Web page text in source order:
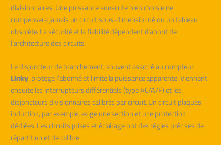
divisionnaires. Une puissance souscrite bien choisie ne
compensera jamais un circuit sous-dimensionné ou un tableau
obsolète. La sécurité et la fiabilité dépendent d’abord de
l’architecture des circuits.
Le disjoncteur de branchement, souvent associé au compteur
Linky, protège l’abonné et limite la puissance apparente. Viennent
ensuite les interrupteurs différentiels (type AC/A/F) et les
disjoncteurs divisionnaires calibrés par circuit. Un circuit plaques
induction, par exemple, exige une section et une protection
dédiées. Les circuits prises et éclairage ont des règles précises de
répartition et de calibre.